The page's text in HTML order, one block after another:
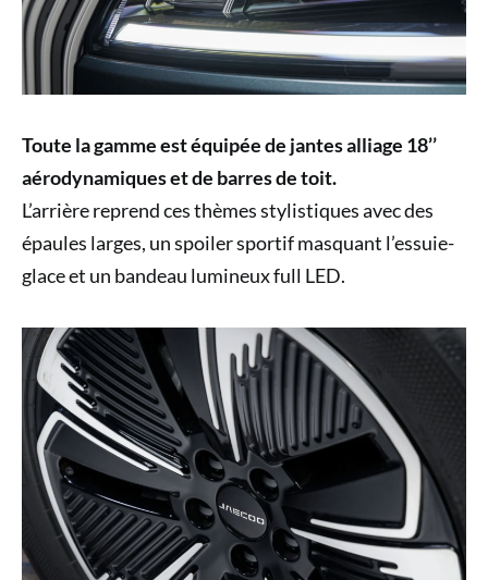
Toute la gamme est équipée de jantes alliage 18’’
aérodynamiques et de barres de toit.
L’arrière reprend ces thèmes stylistiques avec des
épaules larges, un spoiler sportif masquant l’essuie-
glace et un bandeau lumineux full LED.